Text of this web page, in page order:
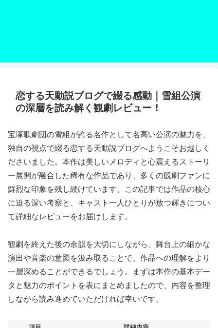
恋する天動説ブログで綴る感動｜雪組公演
の深層を読み解く観劇レビュー！
宝塚歌劇団の雪組が誇る名作として名高い公演の魅力を、
独自の視点で綴る恋する天動説ブログへようこそお越しく
ださいました。本作は美しいメロディと心震えるストーリ
ー展開が融合した稀有な作品であり、多くの観劇ファンに
鮮烈な印象を残し続けています。この記事では作品の核心
に迫る深い考察と、キャスト一人ひとりが放つ輝きについ
て詳細なレビューをお届けします。
観劇を終えた後の余韻を大切にしながら、舞台上の細かな
演出や音楽の意図を汲み取ることで、作品への理解をより
一層深めることができるでしょう。まずは本作の基本デー
タと魅力のポイントを表にまとめましたので、内容を整理
しながら読み進めていただければ幸いです。